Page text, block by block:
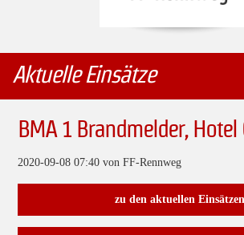
Aktuelle Einsätze
BMA 1 Brandmelder, Hotel
2020-09-08 07:40 von FF-Rennweg
zu den aktuellen Einsätzen